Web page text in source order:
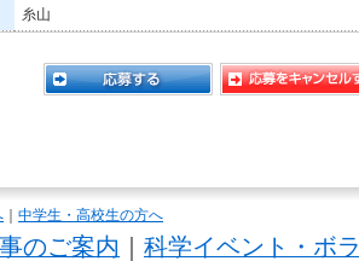
糸山
中学生・高校生の方へ
のご案内
科学イベント・ボ